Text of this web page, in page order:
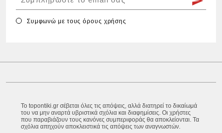
Συμφωνώ με τουςόρους χρήσης
Το topontiki.gr σέβεται όλες τις απόψεις, αλλά διατηρεί το δικαίωμά
του να μην αναρτά υβριστικά σχόλια και διαφημίσεις. Οι χρήστες
που παραβιάζουν τους κανόνες συμπεριφοράς θα αποκλείονται. Τα
σχόλια απηχούν αποκλειστικά τις απόψεις των αναγνωστών.